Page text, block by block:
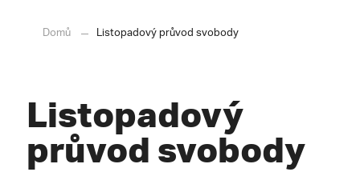
Domů Listopadový průvod svobody
Listopadový
průvod svobody